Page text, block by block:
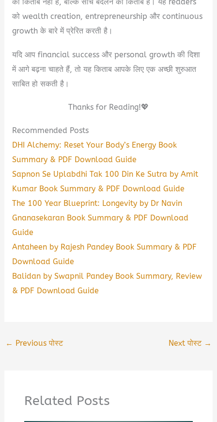
की किताब नहीं है, बल्कि सोच बदलने की किताब है। यह readers
को wealth creation, entrepreneurship और continuous
growth के बारे में प्रेरित करती है।
यदि आप financial success और personal growth की दिशा
में आगे बढ़ना चाहते हैं, तो यह किताब आपके लिए एक अच्छी शुरुआत
साबित हो सकती है।
Thanks for Reading!💖
Recommended Posts
DHI Alchemy: Reset Your Body’s Energy Book
Summary & PDF Download Guide
Sapnon Se Uplabdhi Tak 100 Din Ke Sutra by Amit
Kumar Book Summary & PDF Download Guide
The 100 Year Blueprint: Longevity by Dr Navin
Gnanasekaran Book Summary & PDF Download
Guide
Antaheen by Rajesh Pandey Book Summary & PDF
Download Guide
Balidan by Swapnil Pandey Book Summary, Review
& PDF Download Guide
← Previous पोस्ट Next पोस्ट →
Related Posts